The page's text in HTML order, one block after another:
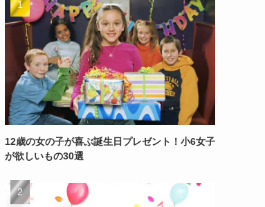
12歳の女の子が喜ぶ誕生日プレゼント！小6女子
が欲しいもの30選